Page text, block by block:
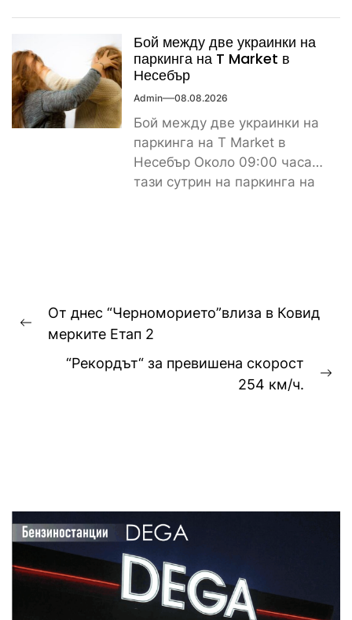
Бой между две украинки на
паркинга на T Market в
Несебър
Admin 08.08.2026
Бой между две украинки на
паркинга на T Market в
Несебър Около 09:00 часа
тази сутрин на паркинга на
Навигация
Previous
От днес “Черноморието”влиза в Ковид
мерките Етап 2
“Рекордът“ за превишена скорост
254 км/ч.